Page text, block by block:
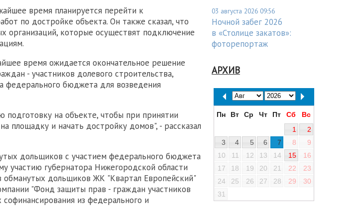
время планируется перейти к
по достройке объекта. Он также сказал, что
организаций, которые осуществят подключение
время ожидается окончательное решение
- участников долевого строительства,
федерального бюджета для возведения
подготовку на объекте, чтобы при принятии
площадку и начать достройку домов", - рассказал
дольщиков с участием федерального бюджета
участию губернатора Нижегородской области
обманутых дольщиков ЖК "Квартал Европейский"
"Фонд защиты прав - граждан участников
софинансирования из федерального и
03 августа 2026 09:56
Ночной забег 2026
в «Столице закатов»:
фоторепортаж
АРХИВ
Пн Вт Ср Чт Пт Сб
Вс
1
2
3
4 5 6 7 8
9
10
11 12 13 14 15
16
17
18 19 20 21 22
23
24
25 26 27 28 29
30
31